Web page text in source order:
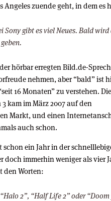
Angeles zuende geht, in dem es
Sony gibt es viel Neues. Bald
hörbar erregten Bild.de-
nehmen, aber “bald” ist
16 Monaten” zu verstehen. Die
kam im März 2007 auf den
Markt, und einen
auch schon.
schon ein Jahr in der
doch immerhin weniger als vier
den Worten:
2”, “Half Life 2” oder